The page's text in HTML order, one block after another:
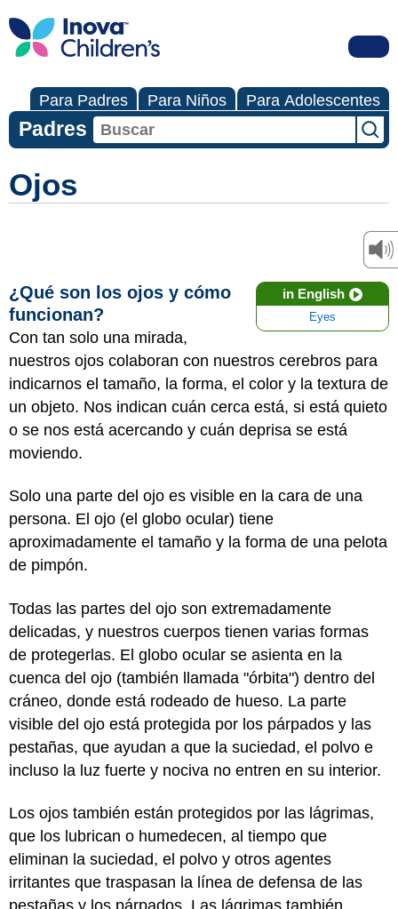
Para Padres Para Niños Para Adolescentes
Padres
Ojos
in English
Eyes
¿Qué son los ojos y cómo
funcionan?
Con tan solo una mirada,
nuestros ojos colaboran con nuestros cerebros para
indicarnos el tamaño, la forma, el color y la textura de
un objeto. Nos indican cuán cerca está, si está quieto
o se nos está acercando y cuán deprisa se está
moviendo.
Solo una parte del ojo es visible en la cara de una
persona. El ojo (el globo ocular) tiene
aproximadamente el tamaño y la forma de una pelota
de pimpón.
Todas las partes del ojo son extremadamente
delicadas, y nuestros cuerpos tienen varias formas
de protegerlas. El globo ocular se asienta en la
cuenca del ojo (también llamada "órbita") dentro del
cráneo, donde está rodeado de hueso. La parte
visible del ojo está protegida por los párpados y las
pestañas, que ayudan a que la suciedad, el polvo e
incluso la luz fuerte y nociva no entren en su interior.
Los ojos también están protegidos por las lágrimas,
que los lubrican o humedecen, al tiempo que
eliminan la suciedad, el polvo y otros agentes
irritantes que traspasan la línea de defensa de las